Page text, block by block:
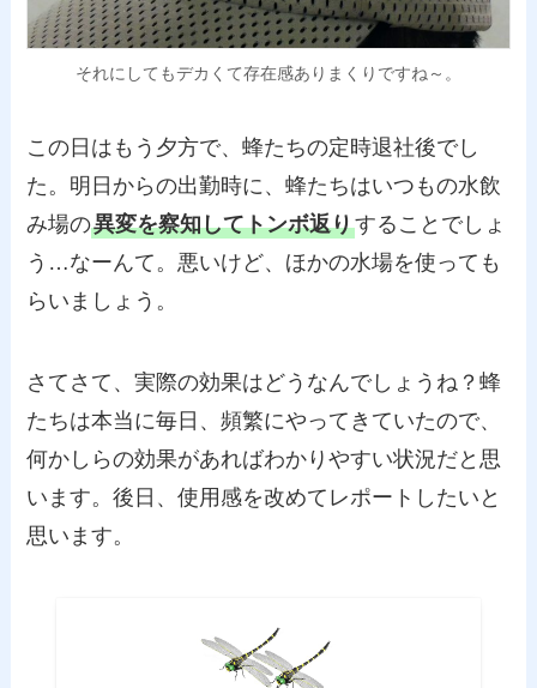
それにしてもデカくて存在感ありまくりですね～。
この日はもう夕方で、蜂たちの定時退社後でし
た。明日からの出勤時に、蜂たちはいつもの水飲
み場の異変を察知してトンボ返りすることでしょ
う…なーんて。悪いけど、ほかの水場を使っても
らいましょう。
さてさて、実際の効果はどうなんでしょうね？蜂
たちは本当に毎日、頻繁にやってきていたので、
何かしらの効果があればわかりやすい状況だと思
います。後日、使用感を改めてレポートしたいと
思います。